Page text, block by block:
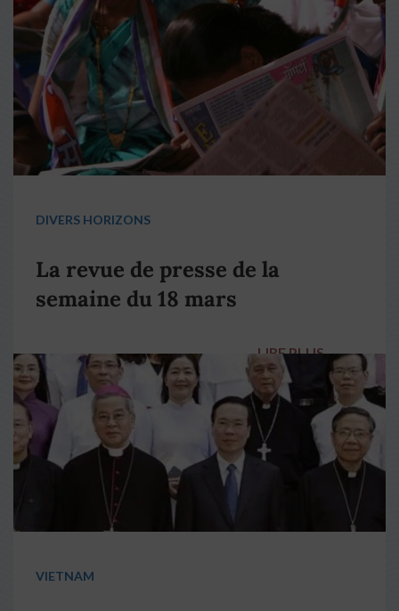
DIVERS HORIZONS
La revue de presse de la
semaine du 18 mars
LIRE PLUS →
VIETNAM